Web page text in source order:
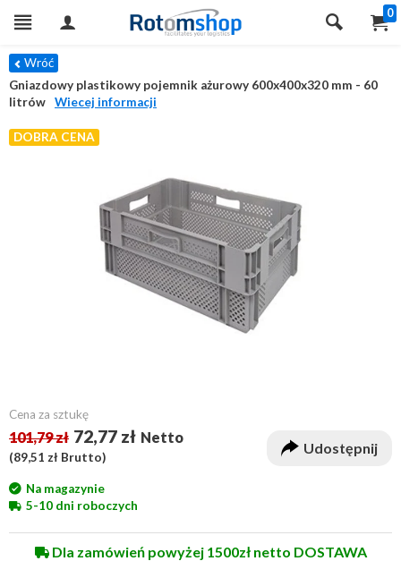
0
Wróć
Gniazdowy plastikowy pojemnik ażurowy 600x400x320 mm - 60
litrów
Wiecej informacji
DOBRA CENA
Cena za sztukę
101,79 zł 72,77 zł Netto
(89,51 zł Brutto)
Udostępnij
Na magazynie
5-10 dni roboczych
Dla zamówień powyżej 1500zł netto DOSTAWA